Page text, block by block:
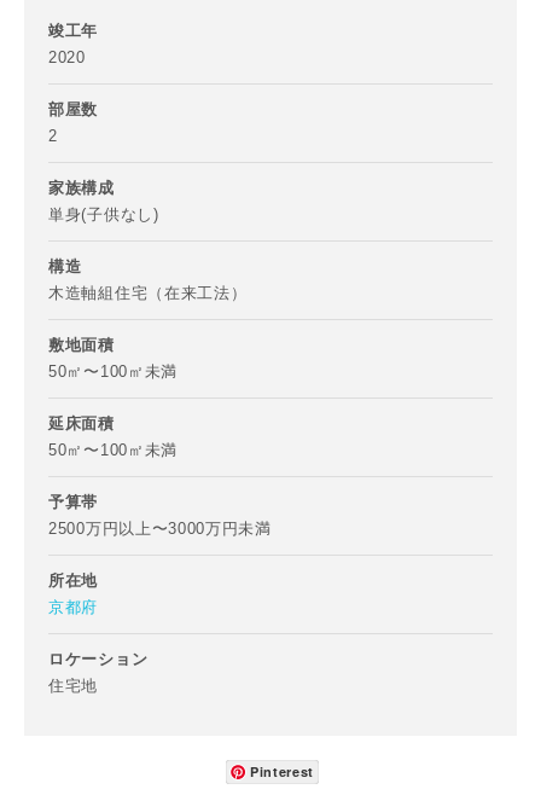
竣工年
2020
部屋数
2
家族構成
単身(子供なし)
構造
木造軸組住宅（在来工法）
敷地面積
50㎡〜100㎡未満
延床面積
50㎡〜100㎡未満
予算帯
2500万円以上〜3000万円未満
所在地
京都府
ロケーション
住宅地
Pinterest